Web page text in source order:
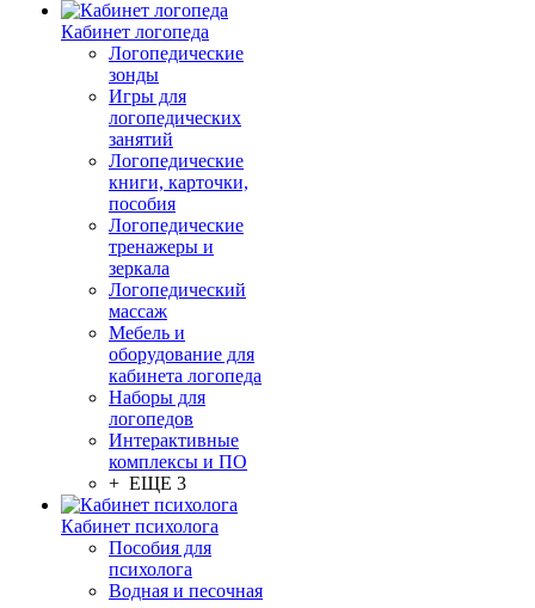
Кабинет логопеда
Логопедические
зонды
Игры для
логопедических
занятий
Логопедические
книги, карточки,
пособия
Логопедические
тренажеры и
зеркала
Логопедический
массаж
Мебель и
оборудование для
кабинета логопеда
Наборы для
логопедов
Интерактивные
комплексы и ПО
+ ЕЩЕ 3
Кабинет психолога
Пособия для
психолога
Водная и песочная